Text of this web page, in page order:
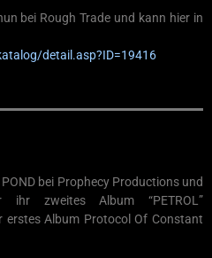
bei Rough Trade und kann hier in
detail.asp?ID=19416
bei Prophecy Productions und
zweites Album “PETROL”
erstes Album Protocol Of Constant